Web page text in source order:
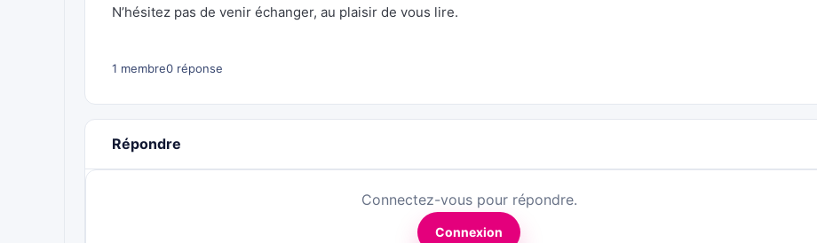
N’hésitez pas de venir échanger, au plaisir de vous lire.
1 membre0 réponse
Répondre
Connectez-vous pour répondre.
Connexion